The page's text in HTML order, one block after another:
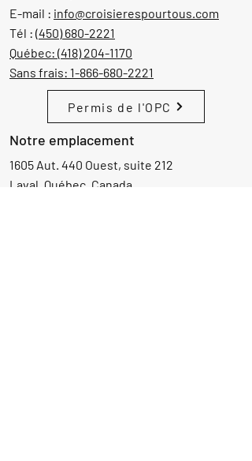
E-mail : info@croisierespourtous.com
Tél : (450) 680-2221
Québec: (418) 204-1170
Sans frais: 1-866-680-2221
Permis de l'OPC
Notre emplacement
1605 Aut. 440 Ouest, suite 212
Laval, Québec, Canada